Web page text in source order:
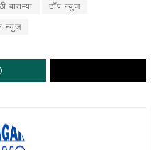
बातम्या टॉप न्युज
न्युज